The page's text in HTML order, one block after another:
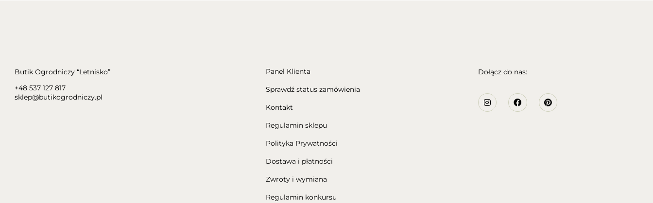
Butik Ogrodniczy “Letnisko”
+48 537 127 817
sklep@butikogrodniczy.pl
Panel Klienta
Sprawdź status zamówienia
Kontakt
Regulamin sklepu
Polityka Prywatności
Dostawa i płatności
Zwroty i wymiana
Regulamin konkursu
Dołącz do nas: